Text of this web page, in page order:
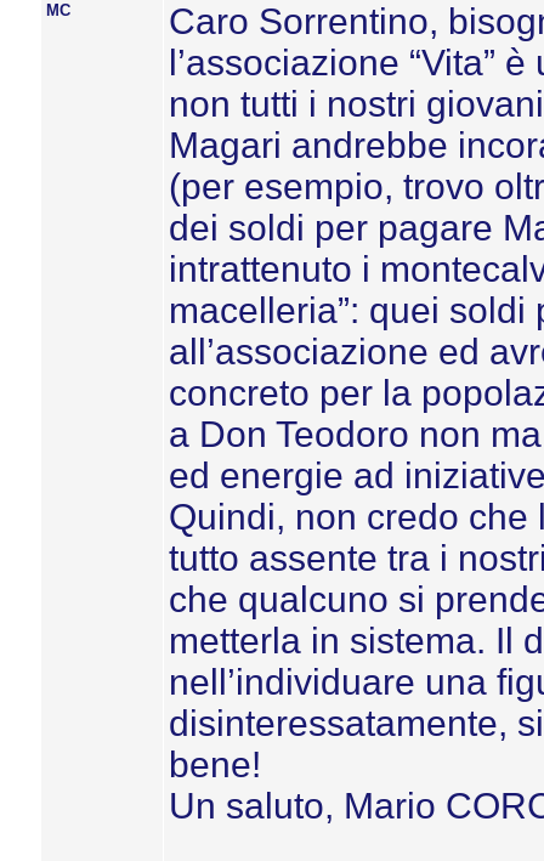
MC
Caro Sorrentino,
l’associazione “Vita”
non tutti i nostri
Magari andrebbe
(per esempio, trovo
dei soldi per pagare
intrattenuto i
macelleria”: quei
all’associazione ed
concreto per la
a Don Teodoro non
ed energie ad
Quindi, non credo
tutto assente tra i
che qualcuno si
metterla in sistema. Il
nell’individuare una
disinteressatamente,
bene!
Un saluto, Mario